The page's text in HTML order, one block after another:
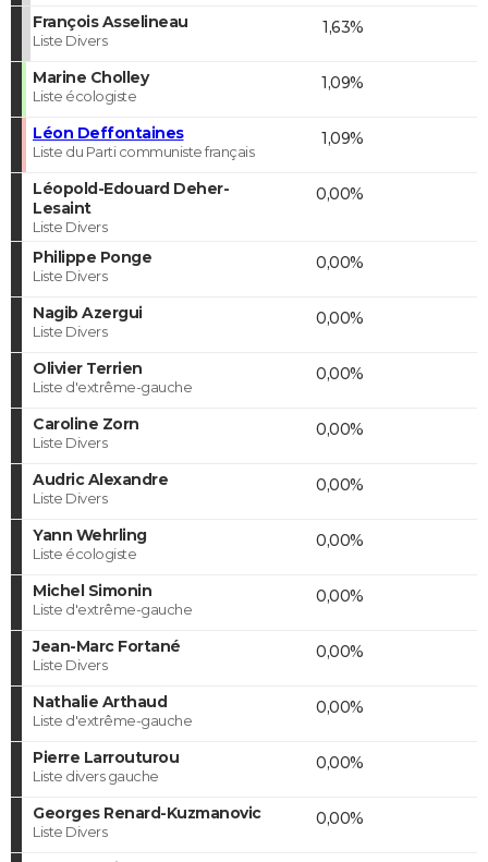
François Asselineau
Liste Divers
1,63%
Marine Cholley
Liste écologiste
1,09%
Léon Deffontaines
Liste du Parti communiste français
1,09%
Léopold-Edouard Deher-
Lesaint
Liste Divers
0,00%
Philippe Ponge
Liste Divers
0,00%
Nagib Azergui
Liste Divers
0,00%
Olivier Terrien
Liste d'extrême-gauche
0,00%
Caroline Zorn
Liste Divers
0,00%
Audric Alexandre
Liste Divers
0,00%
Yann Wehrling
Liste écologiste
0,00%
Michel Simonin
Liste d'extrême-gauche
0,00%
Jean-Marc Fortané
Liste Divers
0,00%
Nathalie Arthaud
Liste d'extrême-gauche
0,00%
Pierre Larrouturou
Liste divers gauche
0,00%
Georges Renard-Kuzmanovic
Liste Divers
0,00%